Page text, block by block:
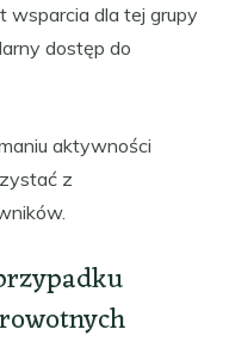
wsparcia dla tej grupy
dostęp do
aktywności
z